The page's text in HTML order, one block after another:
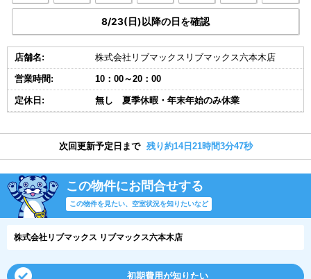
8/23(日)以降の日を確認
店舗名: 株式会社リブマックスリブマックス六本木店
営業時間: 10：00～20：00
定休日: 無し 夏季休暇・年末年始のみ休業
次回更新予定日まで 残り約14日21時間3分47秒
この物件にお問合せする
この物件を見たい、空室状況を知りたいなど
株式会社リブマックス リブマックス六本木店
初期費用が知りたい